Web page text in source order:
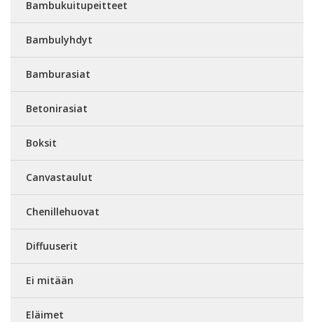
Bambukuitupeitteet
Bambulyhdyt
Bamburasiat
Betonirasiat
Boksit
Canvastaulut
Chenillehuovat
Diffuuserit
Ei mitään
Eläimet